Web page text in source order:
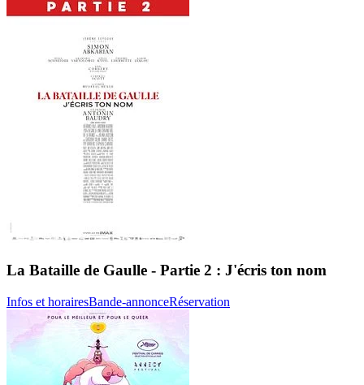
La Bataille de Gaulle - Partie 2 : J'écris ton nom
Infos et horairesBande-annonceRéservation